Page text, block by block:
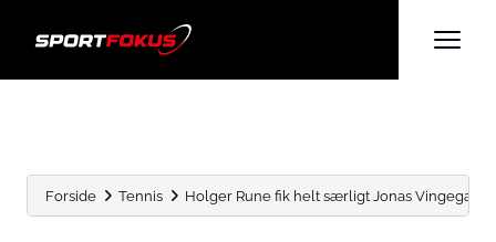
Forside Tennis Holger Rune fik helt særligt Jonas